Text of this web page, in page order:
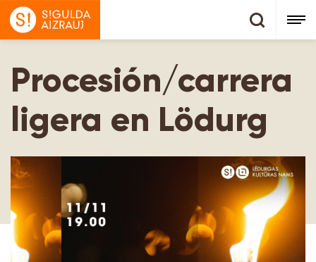
Procesión/carrera
ligera en Lödurg